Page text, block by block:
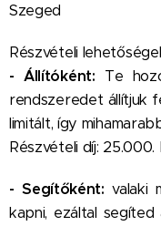
Szeged
Részvételi
- Állítóként: Te
rendszeredet állítjuk
limitált, így
Részvételi díj: 25.000.
- Segítőként: valaki
kapni, ezáltal